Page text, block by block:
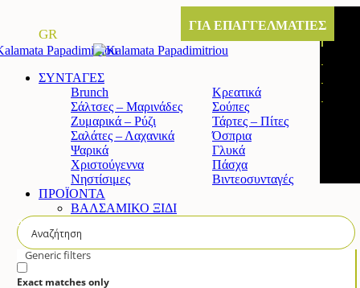
GR
Generic filters
Exact matches only
ΓΙΑ ΕΠΑΓΓΕΛΜΑΤΙΕΣ
ΣΥΝΤΑΓΕΣ
Brunch
Κρεατικά
Σάλτσες – Μαρινάδες
Σούπες
Ζυμαρικά – Ρύζι
Τάρτες – Πίτες
Σαλάτες – Λαχανικά
Όσπρια
Ψαρικά
Γλυκά
Χριστούγεννα
Πάσχα
Νηστίσιμες
Βιντεοσυνταγές
ΠΡΟΪΟΝΤΑ
ΒΑΛΣΑΜΙΚΟ ΞΙΔΙ
Άρτυμα βαλσαμικό ξίδι με μέλι
ΚΡΕΜΑ ΒΑΛΣΑΜΙΚΟΥ